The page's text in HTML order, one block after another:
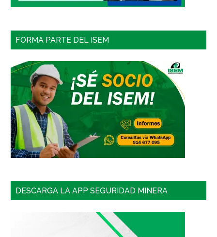
FORMA PARTE DEL ISEM
DESCARGA LA APP SEGURIDAD MINERA